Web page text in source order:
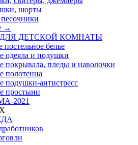
шорты
→
ДЕТСКОЙ КОМНАТЫ
постельное белье
одеяла и подушки
покрывала, пледы и наволочки
полотенца
подушки-антистресс
простыни
2021